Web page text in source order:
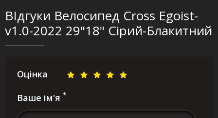
ВІдгуки Велосипед Cross Egoist-
v1.0-2022 29"18" Сірий-Блакитний
Оцінка
Ваше ім'я *